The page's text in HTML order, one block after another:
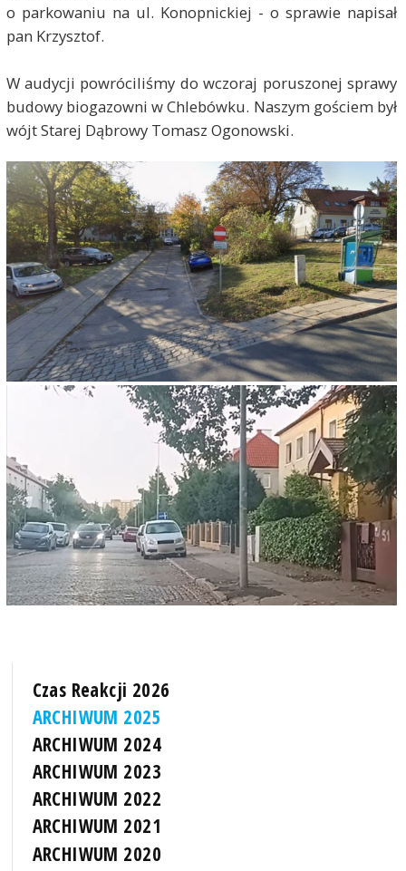
o parkowaniu na ul. Konopnickiej - o sprawie napisał
pan Krzysztof.
W audycji powróciliśmy do wczoraj poruszonej sprawy
budowy biogazowni w Chlebówku. Naszym gościem był
wójt Starej Dąbrowy Tomasz Ogonowski.
Czas Reakcji 2026
ARCHIWUM 2025
ARCHIWUM 2024
ARCHIWUM 2023
ARCHIWUM 2022
ARCHIWUM 2021
ARCHIWUM 2020